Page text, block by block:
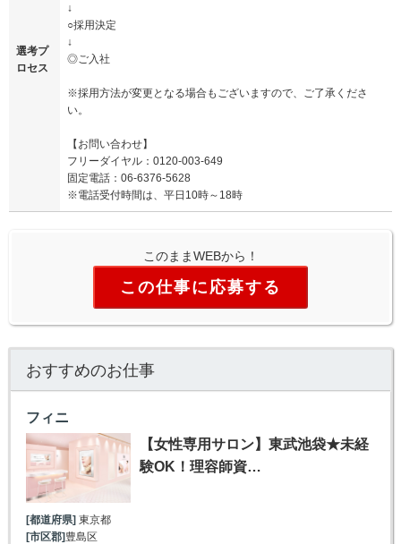
選考プ
ロセス
↓
○採用決定
↓
◎ご入社
※採用方法が変更となる場合もございますので、ご了承くださ
い。
【お問い合わせ】
フリーダイヤル：0120-003-649
固定電話：06-6376-5628
※電話受付時間は、平日10時～18時
このままWEBから！
この仕事に応募する
おすすめのお仕事
フィニ
【女性専用サロン】東武池袋★未経
験OK！理容師資…
[都道府県]東京都
[市区郡]豊島区